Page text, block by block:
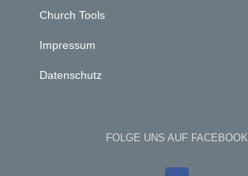
Church Tools
Impressum
Datenschutz
FOLGE UNS AUF FACEBOOK